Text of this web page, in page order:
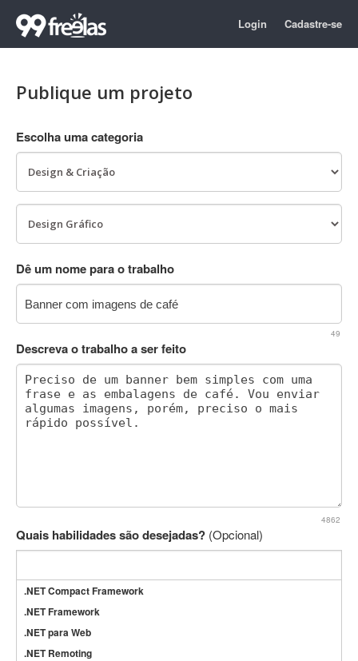
Login Cadastre-se
Publique um projeto
Escolha uma categoria
Dê um nome para o trabalho
49
Descreva o trabalho a ser feito
4862
Quais habilidades são desejadas? (Opcional)
.NET Compact Framework
.NET Framework
.NET para Web
.NET Remoting